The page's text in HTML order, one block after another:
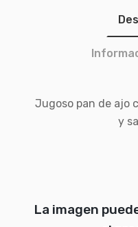
Jugoso pan de ajo
y
La imagen